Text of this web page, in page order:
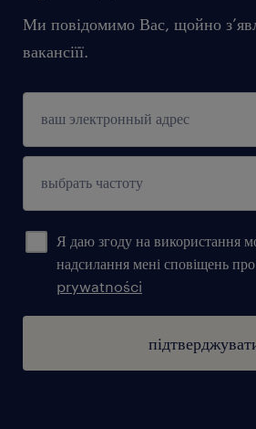
Ми повідомимо Вас, щойно
вакансіїї.
Я даю згоду на використання
надсилання мені сповіщень про
prywatności